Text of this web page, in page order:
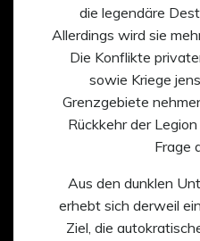
die legendäre
Allerdings wird sie
Die Konflikte
sowie Kriege
Grenzgebiete
Rückkehr der
Frage
Aus den dunklen
erhebt sich derweil
Ziel, die